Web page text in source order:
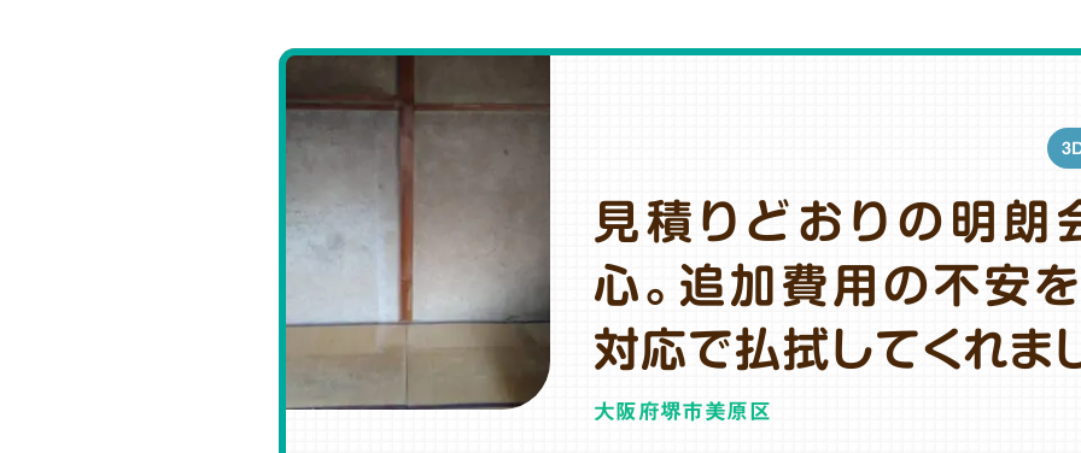
見積りどおりの明朗
心。追加費用の不安
対応で払拭してくれま
大阪府堺市美原区